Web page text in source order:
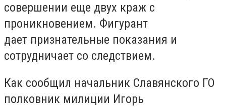
совершении еще двух краж с
проникновением. Фигурант
дает признательные показания и
сотрудничает со следствием.
Как сообщил начальник Славянского ГО
полковник милиции Игорь